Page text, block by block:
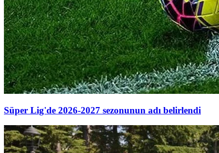
Süper Lig'de 2026-2027 sezonunun adı belirlendi